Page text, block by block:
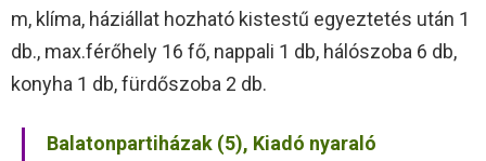
m, klíma, háziállat hozható kistestű egyeztetés után 1
db., max.férőhely 16 fő, nappali 1 db, hálószoba 6 db,
konyha 1 db, fürdőszoba 2 db.
Balatonpartiházak (5), Kiadó nyaraló